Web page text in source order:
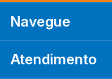
Navegue
Atendimento